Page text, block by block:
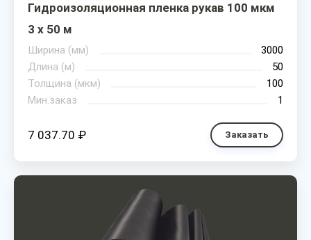
Гидроизоляционная пленка рукав 100 мкм
3 х 50 м
Ширина (мм)
3000
Длина (м)
50
Толщина (мкм)
100
Мин.заказ
1
7 037.70 ₽ Заказать